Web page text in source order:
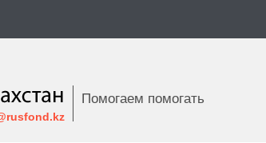
Помогаем помогать